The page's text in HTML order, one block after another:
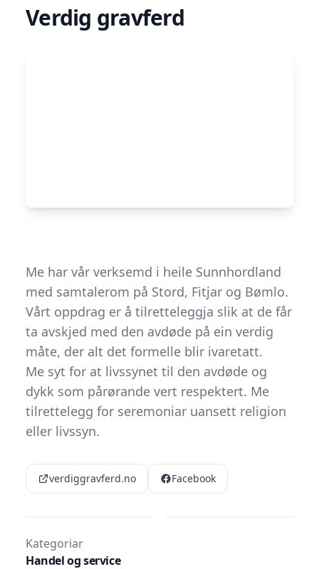
Verdig gravferd
Me har vår verksemd i heile Sunnhordland
med samtalerom på Stord, Fitjar og Bømlo.
Vårt oppdrag er å tilretteleggja slik at de får
ta avskjed med den avdøde på ein verdig
måte, der alt det formelle blir ivaretatt.
Me syt for at livssynet til den avdøde og
dykk som pårørande vert respektert. Me
tilrettelegg for seremoniar uansett religion
eller livssyn.
verdiggravferd.no Facebook
Kategoriar
Handel og service